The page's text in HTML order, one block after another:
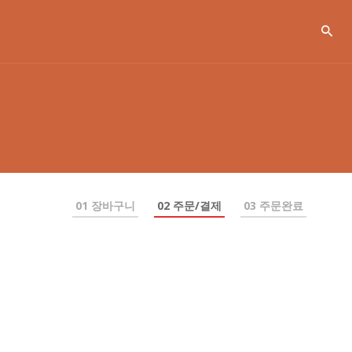
03 주문완료
02 주문/결제
01 장바구니